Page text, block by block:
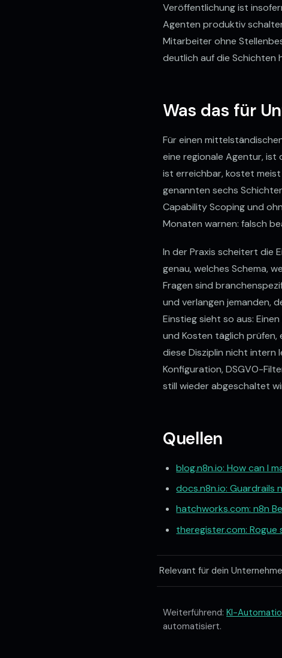
Veröffentlichung ist
Agenten produktiv
Mitarbeiter ohne
deutlich auf die Schichten
Was das für
Für einen
eine regionale Agentur, ist
ist erreichbar, kostet
genannten sechs
Capability Scoping und
Monaten warnen: falsch
In der Praxis scheitert die
genau, welches Schema,
Fragen sind
und verlangen jemanden,
Einstieg sieht so aus:
und Kosten täglich prüfen,
diese Disziplin nicht intern
Konfiguration, DSGVO-
still wieder abgeschaltet
Quellen
blog.n8n.io: How can I
docs.n8n.io:
hatchworks.com: n8n
theregister.com:
Relevant für dein
Weiterführend: KI-
automatisiert.